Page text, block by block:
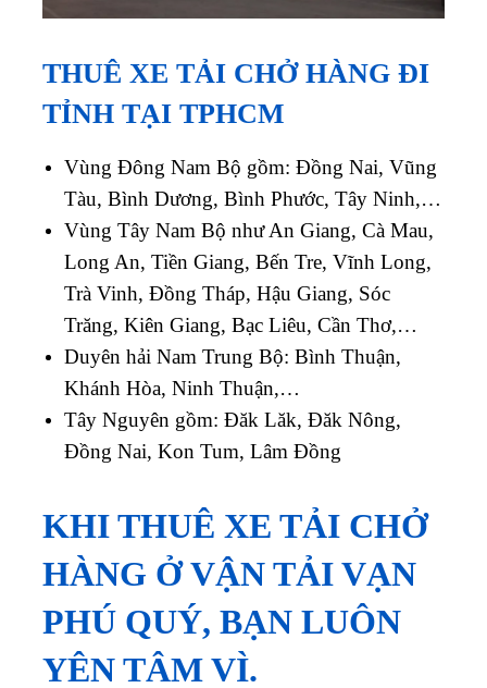
THUÊ XE TẢI CHỞ HÀNG ĐI
TỈNH TẠI TPHCM
Vùng Đông Nam Bộ gồm: Đồng Nai, Vũng
Tàu, Bình Dương, Bình Phước, Tây Ninh,…
Vùng Tây Nam Bộ như An Giang, Cà Mau,
Long An, Tiền Giang, Bến Tre, Vĩnh Long,
Trà Vinh, Đồng Tháp, Hậu Giang, Sóc
Trăng, Kiên Giang, Bạc Liêu, Cần Thơ,…
Duyên hải Nam Trung Bộ: Bình Thuận,
Khánh Hòa, Ninh Thuận,…
Tây Nguyên gồm: Đăk Lăk, Đăk Nông,
Đồng Nai, Kon Tum, Lâm Đồng
KHI THUÊ XE TẢI CHỞ
HÀNG Ở VẬN TẢI VẠN
PHÚ QUÝ, BẠN LUÔN
YÊN TÂM VÌ.